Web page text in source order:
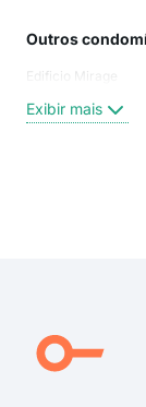
Outros
Edificio Mirage
Exibir mais